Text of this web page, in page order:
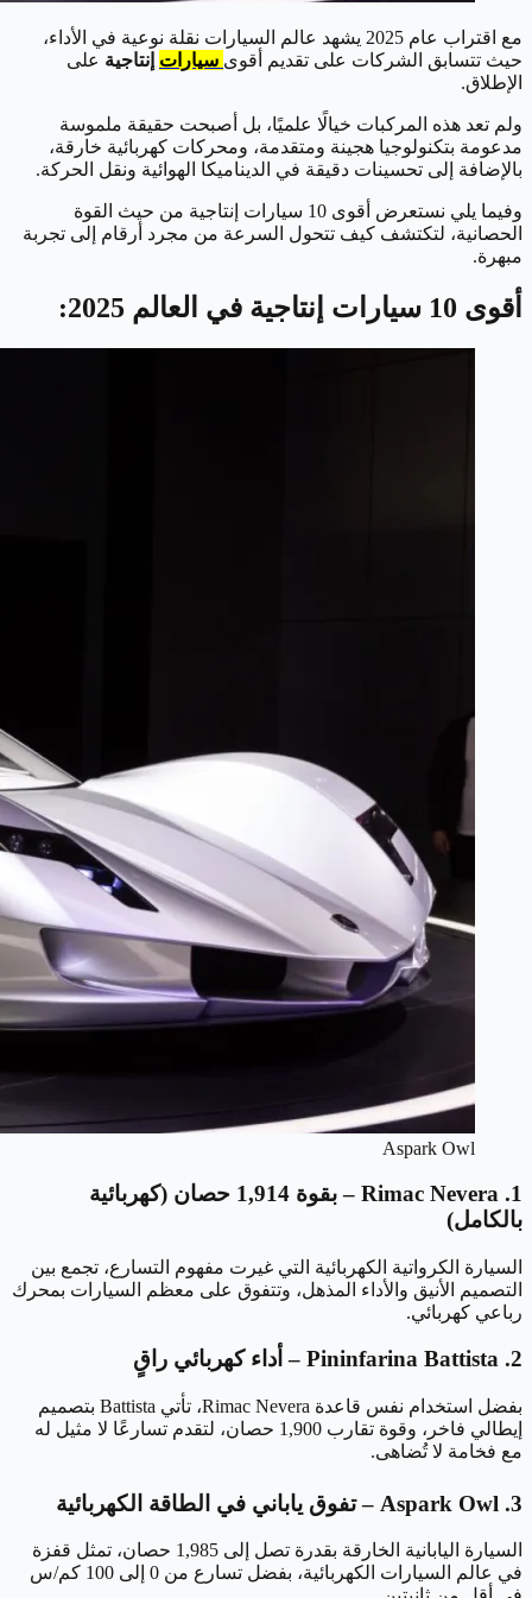
مع اقتراب عام 2025 يشهد عالم السيارات نقلة نوعية في الأداء،
حيث تتسابق الشركات على تقديم أقوى سيارات إنتاجية على
الإطلاق.
ولم تعد هذه المركبات خيالًا علميًا، بل أصبحت حقيقة ملموسة
مدعومة بتكنولوجيا هجينة ومتقدمة، ومحركات كهربائية خارقة،
بالإضافة إلى تحسينات دقيقة في الديناميكا الهوائية ونقل الحركة.
وفيما يلي نستعرض أقوى 10 سيارات إنتاجية من حيث القوة
الحصانية، لتكتشف كيف تتحول السرعة من مجرد أرقام إلى تجربة
مبهرة.
أقوى 10 سيارات إنتاجية في العالم 2025 :
Aspark Owl
1. Rimac Nevera – بقوة 1,914 حصان (كهربائية
بالكامل)
السيارة الكرواتية الكهربائية التي غيرت مفهوم التسارع، تجمع بين
التصميم الأنيق والأداء المذهل، وتتفوق على معظم السيارات بمحرك
رباعي كهربائي.
2. Pininfarina Battista – أداء كهربائي راقٍ
بفضل استخدام نفس قاعدة Rimac Nevera، تأتي Battista بتصميم
إيطالي فاخر، وقوة تقارب 1,900 حصان، لتقدم تسارعًا لا مثيل له
مع فخامة لا تُضاهى.
3. Aspark Owl – تفوق ياباني في الطاقة الكهربائية
السيارة اليابانية الخارقة بقدرة تصل إلى 1,985 حصان، تمثل قفزة
في عالم السيارات الكهربائية، بفضل تسارع من 0 إلى 100 كم/س